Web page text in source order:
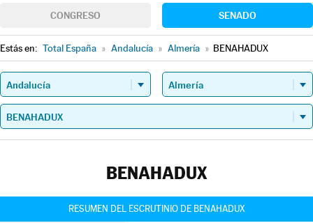
CONGRESO SENADO
Estás en: Total España » Andalucía » Almería » BENAHADUX
BENAHADUX
RESUMEN DEL ESCRUTINIO DE BENAHADUX